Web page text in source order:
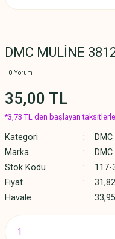
DMC MULİNE
0 Yorum
35,00 TL
*3,73 TL den başlayan
Kategori
Marka
DMC
Stok Kodu
117-
Fiyat
Havale